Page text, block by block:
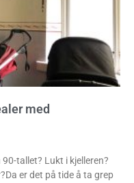
med
tallet? Lukt i kjelleren?
er det på tide å ta grep